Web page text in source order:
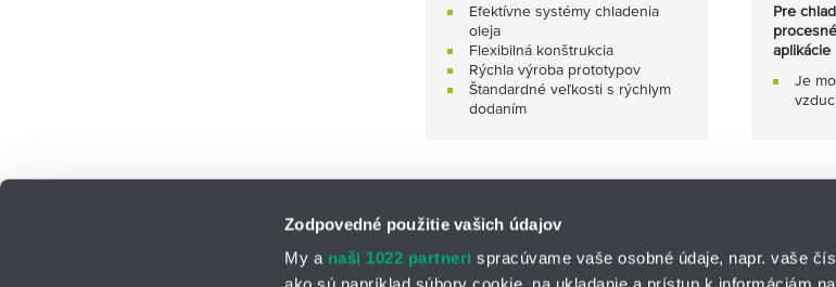
Zodpovedné použitie vašich údajov
My a naši 1022 partneri spracúvame vaše osobné údaje, napr. vaše
Efektívne systémy chladenia
oleja
Flexibilná konštrukcia
Rýchla výroba prototypov
Štandardné veľkosti s rýchlym
dodaním
Pre
aplikácie
Je